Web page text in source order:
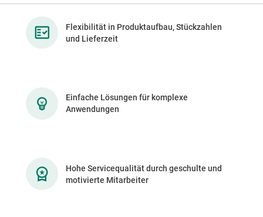
Flexibilität in Produktaufbau, Stückzahlen
und Lieferzeit
Einfache Lösungen für komplexe
Anwendungen
Hohe Servicequalität durch geschulte und
motivierte Mitarbeiter